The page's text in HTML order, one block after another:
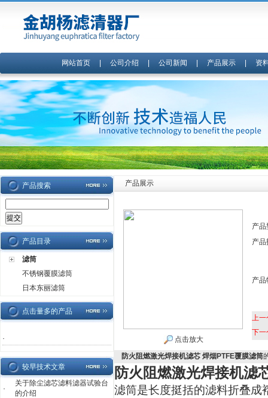
网站首页| 公司介绍 公司新闻 产品展示| 资
产品搜索
产品目录
滤筒
不锈钢覆膜滤筒
日本东丽滤筒
点击量多的产品
·
较早技术文章
·
关于除尘滤芯滤料滤器试验台
的介绍
产品展示
点击放大
产品
产品
产品
上一
下一
防火阻燃激光焊接机滤芯 焊烟PTFE覆膜滤筒
防火阻燃激光焊接机滤
滤筒是长度挺括的滤料折叠成